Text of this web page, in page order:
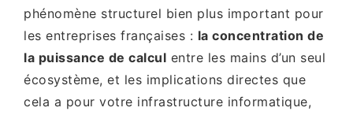
phénomène structurel bien plus important pour
les entreprises françaises : la concentration de
la puissance de calcul entre les mains d’un seul
écosystème, et les implications directes que
cela a pour votre infrastructure informatique,